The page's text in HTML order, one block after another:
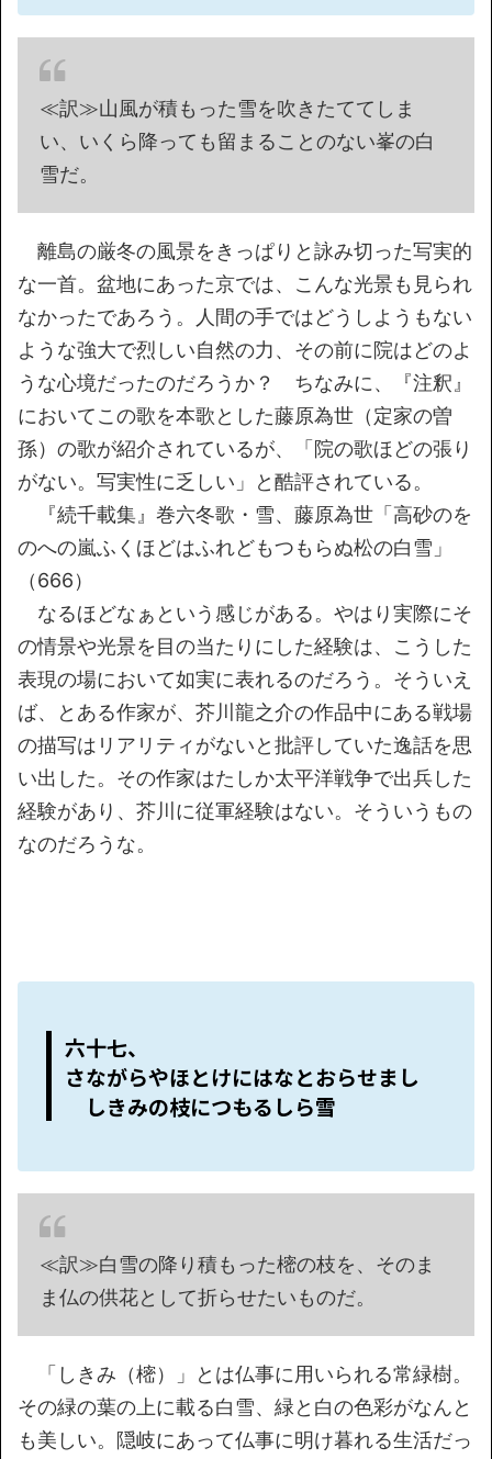
≪訳≫山風が積もった雪を吹きたててしま
い、いくら降っても留まることのない峯の白
雪だ。
離島の厳冬の風景をきっぱりと詠み切った写実的
な一首。盆地にあった京では、こんな光景も見られ
なかったであろう。人間の手ではどうしようもない
ような強大で烈しい自然の力、その前に院はどのよ
うな心境だったのだろうか？ ちなみに、『注釈』
においてこの歌を本歌とした藤原為世（定家の曽
孫）の歌が紹介されているが、「院の歌ほどの張り
がない。写実性に乏しい」と酷評されている。
『続千載集』巻六冬歌・雪、藤原為世「高砂のを
のへの嵐ふくほどはふれどもつもらぬ松の白雪」
（666）
なるほどなぁという感じがある。やはり実際にそ
の情景や光景を目の当たりにした経験は、こうした
表現の場において如実に表れるのだろう。そういえ
ば、とある作家が、芥川龍之介の作品中にある戦場
の描写はリアリティがないと批評していた逸話を思
い出した。その作家はたしか太平洋戦争で出兵した
経験があり、芥川に従軍経験はない。そういうもの
なのだろうな。
六十七、
さながらやほとけにはなとおらせまし
しきみの枝につもるしら雪
≪訳≫白雪の降り積もった樒の枝を、そのま
ま仏の供花として折らせたいものだ。
「しきみ（樒）」とは仏事に用いられる常緑樹。
その緑の葉の上に載る白雪、緑と白の色彩がなんと
も美しい。隠岐にあって仏事に明け暮れる生活だっ